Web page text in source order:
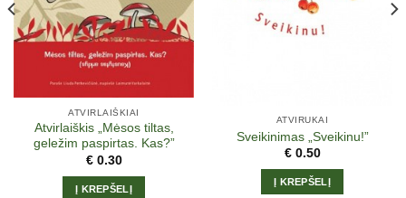
ATVIRLAIŠKIAI
Atvirlaiškis „Mėsos tiltas,
geležim paspirtas. Kas?”
€0.30
Į KREPŠELĮ
ATVIRUKAI
Sveikinimas „Sveikinu!”
€0.50
Į KREPŠELĮ